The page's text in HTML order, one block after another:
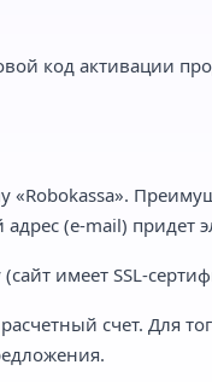
код активации
«Robokassa».
(e-mail) придет
имеет SSL-
счет. Для